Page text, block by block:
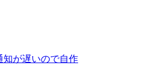
知が遅いので自作